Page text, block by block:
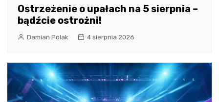
Ostrzeżenie o upałach na 5 sierpnia –
bądźcie ostrożni!
Damian Polak 4 sierpnia 2026